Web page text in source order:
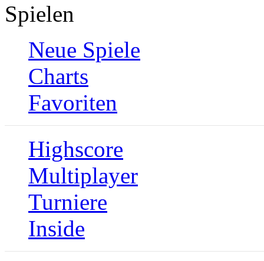
Spielen
Neue Spiele
Charts
Favoriten
Highscore
Multiplayer
Turniere
Inside